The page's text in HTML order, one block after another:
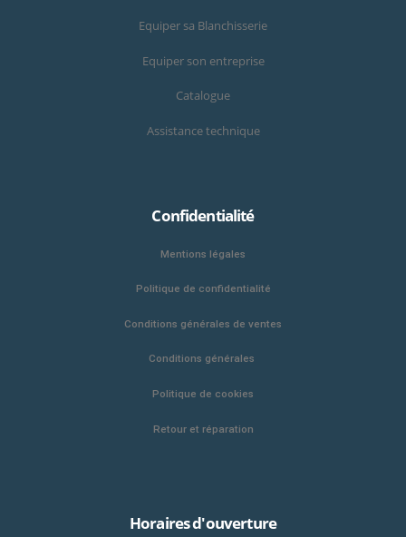
Equiper sa Blanchisserie
Equiper son entreprise
Catalogue
Assistance technique
Confidentialité
Mentions légales
Politique de confidentialité
Conditions générales de ventes
Conditions générales
Politique de cookies
Retour et réparation
Horaires d'ouverture